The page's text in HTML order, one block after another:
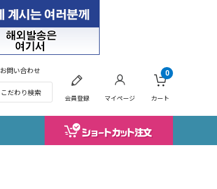
お問い合わせ
こだわり検索
会員登録 マイページ カート
0